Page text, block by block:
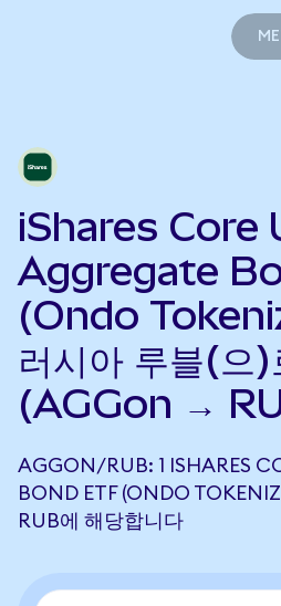
iShares Core
Aggregate
(Ondo
러시아 루블(으)
(AGGon →
AGGON/RUB: 1 ISHARES
BOND ETF (ONDO
RUB에 해당합니다